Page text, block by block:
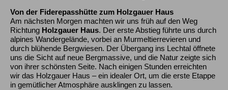
Von der Fiderepasshütte zum Holzgauer Haus
Am nächsten Morgen machten wir uns früh auf den Weg
Richtung Holzgauer Haus. Der erste Abstieg führte uns durch
alpines Wandergelände, vorbei an Murmeltierrevieren und
durch blühende Bergwiesen. Der Übergang ins Lechtal öffnete
uns die Sicht auf neue Bergmassive, und die Natur zeigte sich
von ihrer schönsten Seite. Nach einigen Stunden erreichten
wir das Holzgauer Haus – ein idealer Ort, um die erste Etappe
in gemütlicher Atmosphäre ausklingen zu lassen.